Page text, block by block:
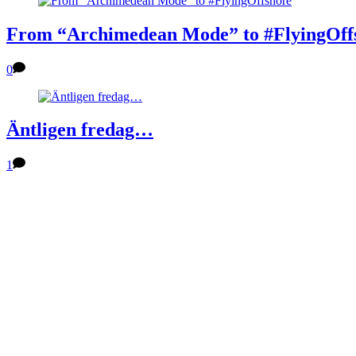
From “Archimedean Mode” to
0
Äntligen fredag…
1